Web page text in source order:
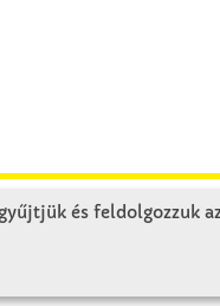
és feldolgozzuk